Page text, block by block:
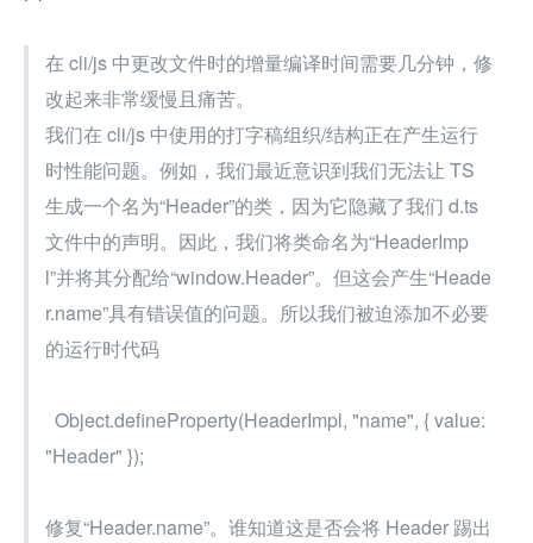
在 cli/js 中更改文件时的增量编译时间需要几分钟，修
改起来非常缓慢且痛苦。
我们在 cli/js 中使用的打字稿组织/结构正在产生运行
时性能问题。例如，我们最近意识到我们无法让 TS
生成一个名为“Header”的类，因为它隐藏了我们 d.ts
文件中的声明。因此，我们将类命名为“HeaderImp
l”并将其分配给“window.Header”。但这会产生“Heade
r.name”具有错误值的问题。所以我们被迫添加不必要
的运行时代码
Object.defineProperty(HeaderImpl, "name", { value:
"Header" });
修复“Header.name”。谁知道这是否会将 Header 踢出